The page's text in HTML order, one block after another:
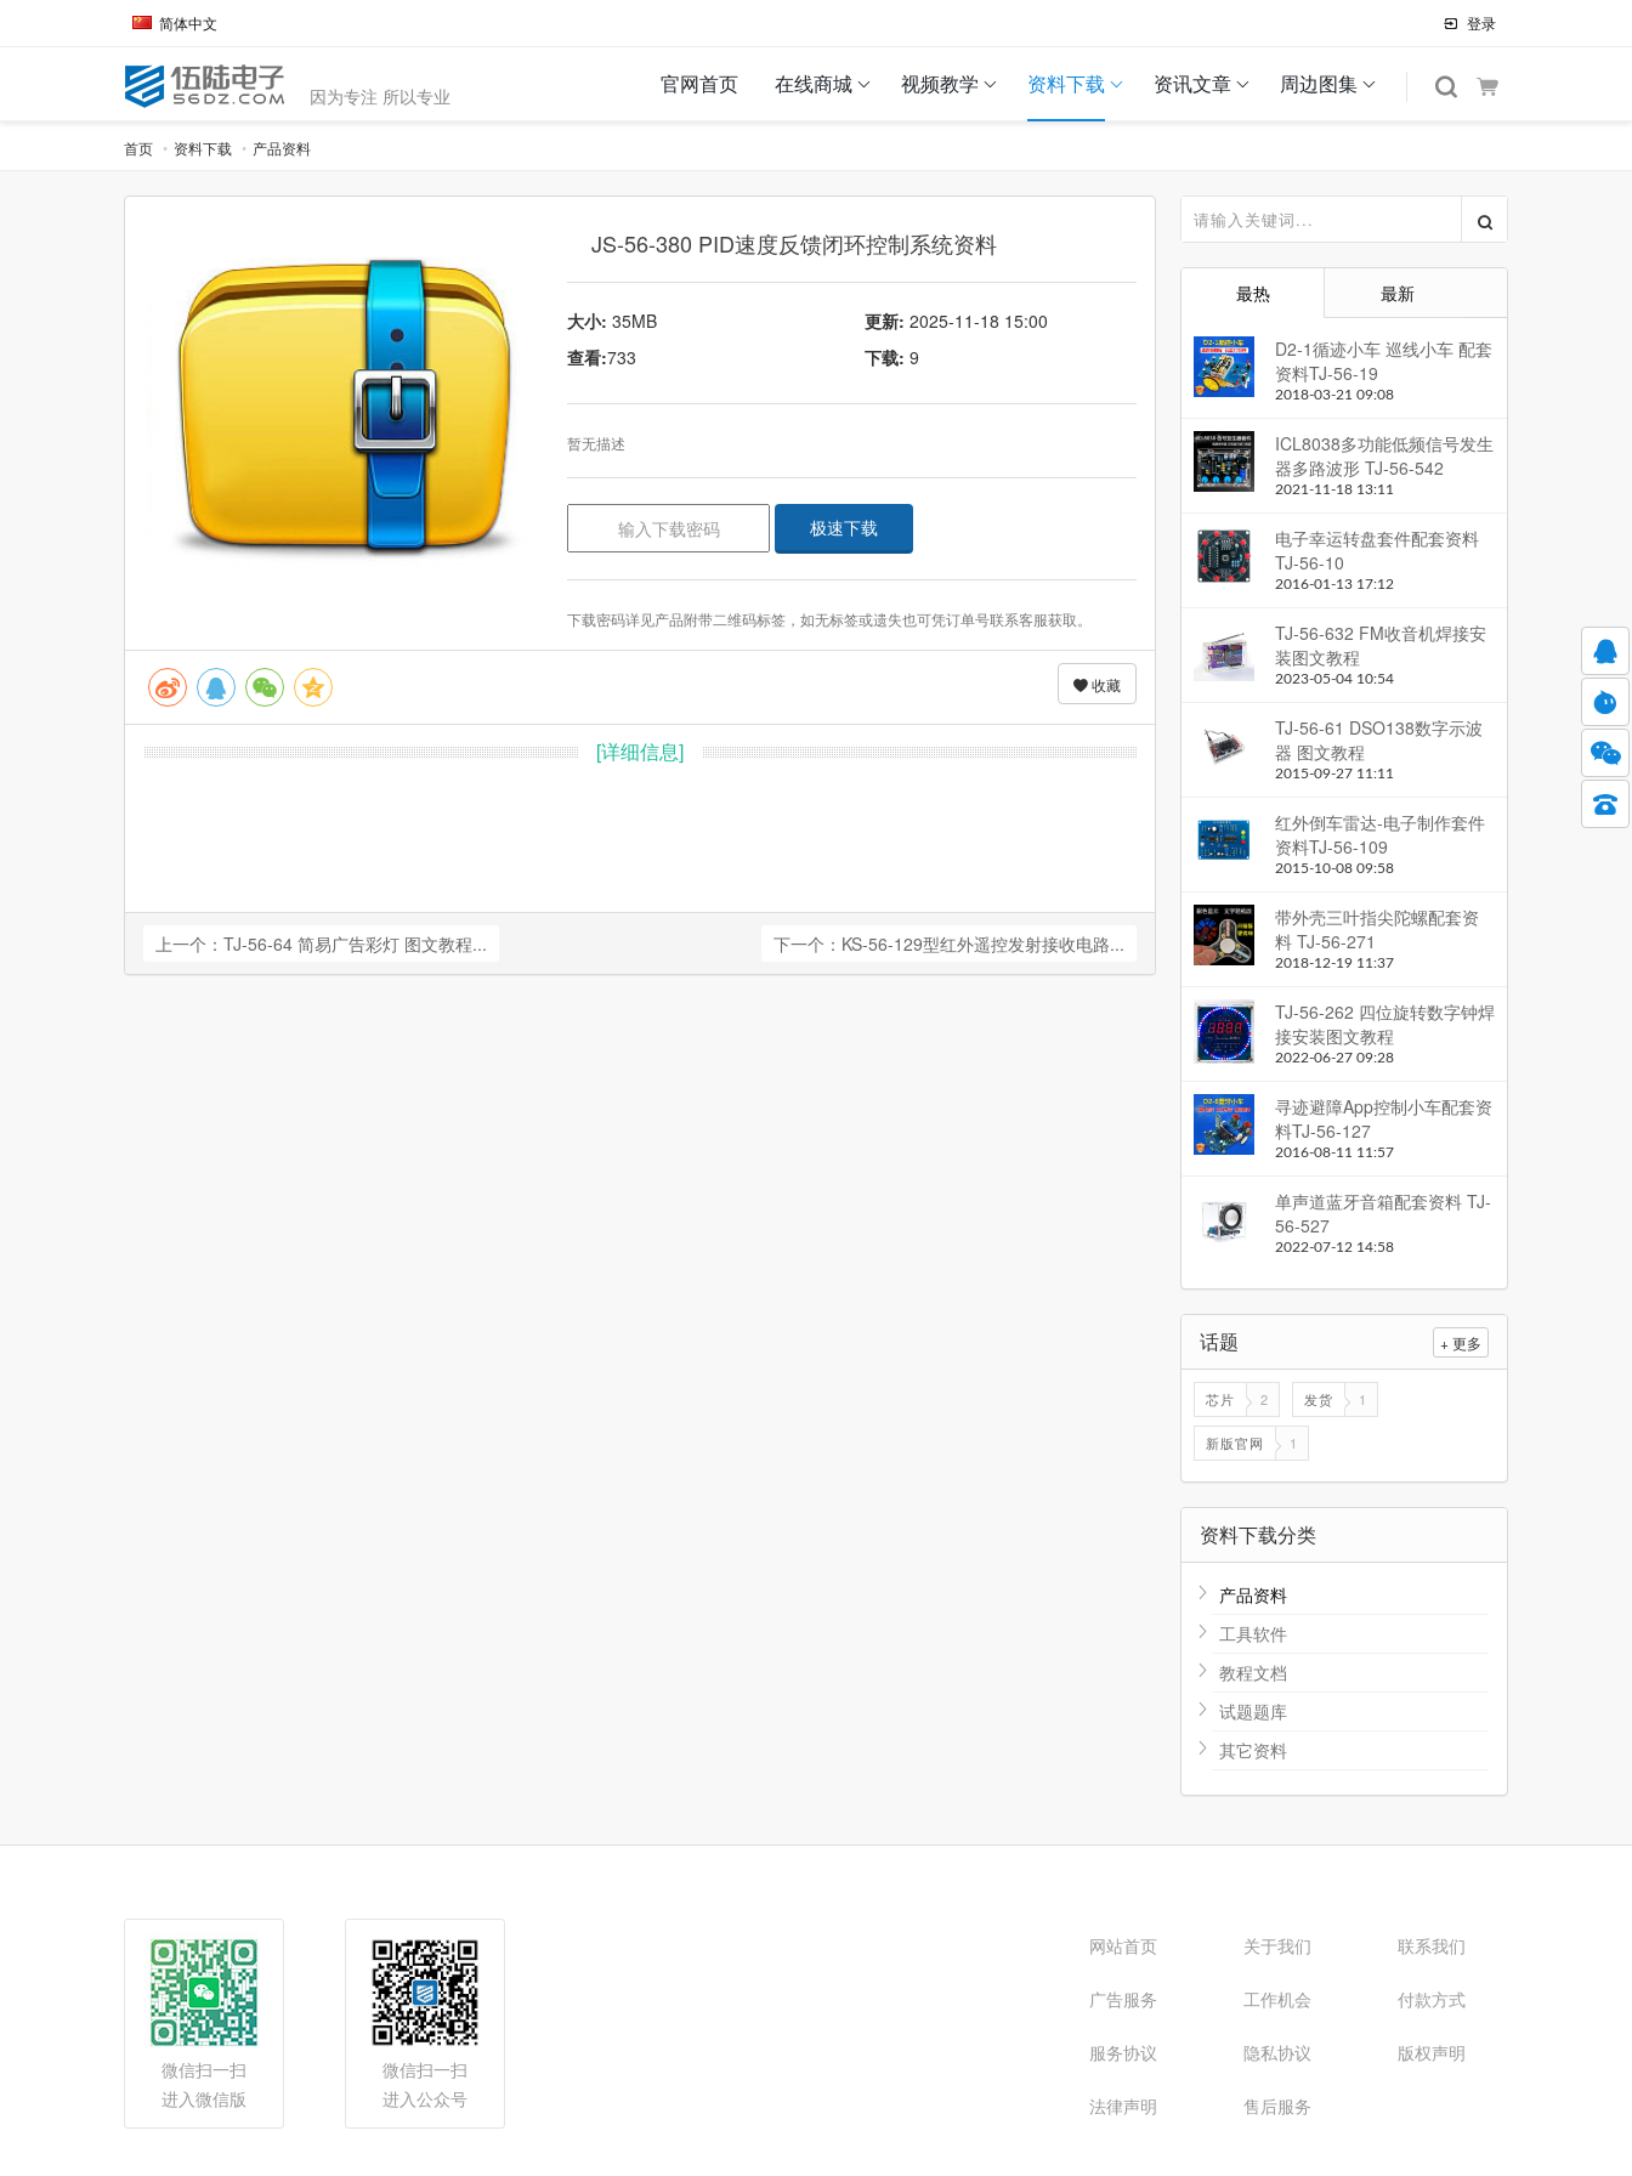
简体中文 登录
因为专注 所以专业 官网首页 在线商城 视频教学 资料下载 资讯文章 周边图集
首页 资料下载 产品资料
JS-56-380 PID速度反馈闭环控制系统资料
大小: 35MB 更新: 2025-11-18 15:00
查看:733 下载: 9
暂无描述
极速下载
下载密码详见产品附带二维码标签，如无标签或遗失也可凭订单号联系客服获取。
收藏
[详细信息]
上一个：TJ-56-64 简易广告彩灯 图文教程... 下一个：KS-56-129型红外遥控发射接收电路...
最热 最新
D2-1循迹小车 巡线小车 配套
资料TJ-56-19
2018-03-21 09:08
ICL8038多功能低频信号发生
器多路波形 TJ-56-542
2021-11-18 13:11
电子幸运转盘套件配套资料
TJ-56-10
2016-01-13 17:12
TJ-56-632 FM收音机焊接安
装图文教程
2023-05-04 10:54
TJ-56-61 DSO138数字示波
器 图文教程
2015-09-27 11:11
红外倒车雷达-电子制作套件
资料TJ-56-109
2015-10-08 09:58
带外壳三叶指尖陀螺配套资
料 TJ-56-271
2018-12-19 11:37
TJ-56-262 四位旋转数字钟焊
接安装图文教程
2022-06-27 09:28
寻迹避障App控制小车配套资
料TJ-56-127
2016-08-11 11:57
单声道蓝牙音箱配套资料 TJ-
56-527
2022-07-12 14:58
+ 更多
话题
芯片 2 发货 1
新版官网 1
资料下载分类
产品资料
工具软件
教程文档
试题题库
其它资料
微信扫一扫
进入微信版
微信扫一扫
进入公众号
网站首页 关于我们 联系我们
广告服务 工作机会 付款方式
服务协议 隐私协议 版权声明
法律声明 售后服务